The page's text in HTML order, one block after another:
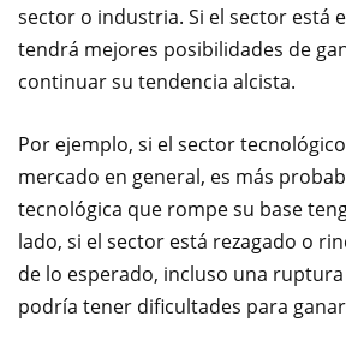
sector o industria. Si el sector está
tendrá mejores posibilidades de
continuar su tendencia alcista.
Por ejemplo, si el sector
mercado en general, es más
tecnológica que rompe su base
lado, si el sector está rezagado o
de lo esperado, incluso una
podría tener dificultades para